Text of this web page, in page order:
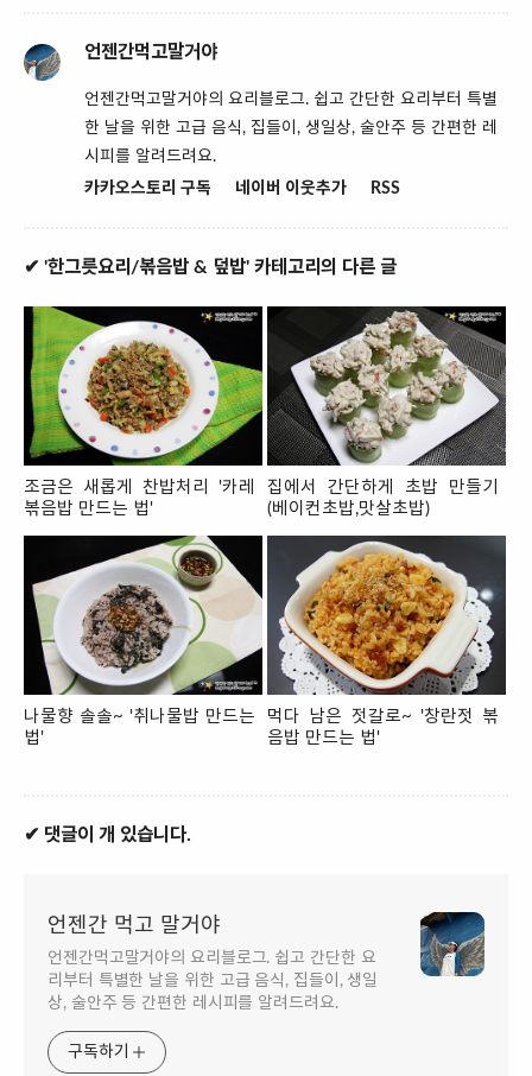
언젠간먹고말거야
언젠간먹고말거야의 요리블로그. 쉽고 간단한 요리부터 특별
한 날을 위한 고급 음식, 집들이, 생일상, 술안주 등 간편한 레
시피를 알려드려요.
카카오스토리 구독
네이버 이웃추가 RSS
✔ '한그릇요리/볶음밥 & 덮밥' 카테고리의 다른 글
조금은 새롭게 찬밥처리 '카레
볶음밥 만드는 법'
집에서 간단하게 초밥 만들기
(베이컨초밥,맛살초밥)
나물향 솔솔~ '취나물밥 만드는
법'
먹다 남은 젓갈로~ '창란젓 볶
음밥 만드는 법'
✔ 댓글이 개 있습니다.
언젠간 먹고 말거야
언젠간먹고말거야의 요리블로그. 쉽고 간단한 요
리부터 특별한 날을 위한 고급 음식, 집들이, 생일
상, 술안주 등 간편한 레시피를 알려드려요.
구독하기